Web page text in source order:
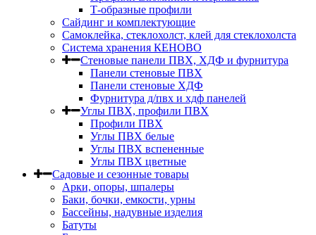
Т-образные профили
Сайдинг и комплектующие
Самоклейка, стеклохолст, клей для стеклохолста
Система хранения КЕНОВО
Стеновые панели ПВХ, ХДФ и фурнитура
Панели стеновые ПВХ
Панели стеновые ХДФ
Фурнитура д/пвх и хдф панелей
Углы ПВХ, профили ПВХ
Профили ПВХ
Углы ПВХ белые
Углы ПВХ вспененные
Углы ПВХ цветные
Садовые и сезонные товары
Арки, опоры, шпалеры
Баки, бочки, емкости, урны
Бассейны, надувные изделия
Батуты